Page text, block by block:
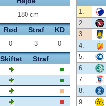
180 cm
Rød Straf KD
0 3 0
Skiftet Straf
1.
2.
3.
4.
5.
6.
7.
8.
9.